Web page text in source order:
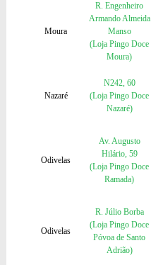
Moura
R. Engenheiro
Armando Almeida
Manso
(Loja Pingo Doce
Moura)
Nazaré
N242, 60
(Loja Pingo Doce
Nazaré)
Odivelas
Av. Augusto
Hilário, 59
(Loja Pingo Doce
Ramada)
Odivelas
R. Júlio Borba
(Loja Pingo Doce
Póvoa de Santo
Adrião)